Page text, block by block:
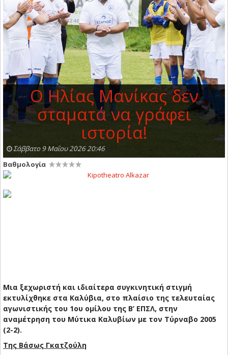
Ο Ηλίας Μανίκας δεν
σταματά να γράφει
ιστορία!
Σάββατο 9 Μαΐου 2026 20:46
Βαθμολογία
Μια ξεχωριστή και ιδιαίτερα συγκινητική στιγμή
εκτυλίχθηκε στα Καλύβια, στο πλαίσιο της τελευταίας
αγωνιστικής του 1ου ομίλου της Β’ ΕΠΣΛ, στην
αναμέτρηση του Μύτικα Καλυβίων με τον Τύρναβο 2005
(2-2).
Της Βάσως Γκατζούλη